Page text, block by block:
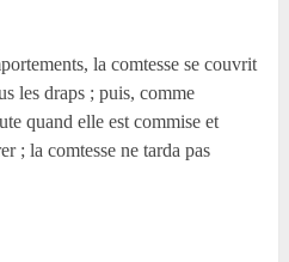
la comtesse se couvrit
les draps ; puis, comme
quand elle est commise et
; la comtesse ne tarda pas